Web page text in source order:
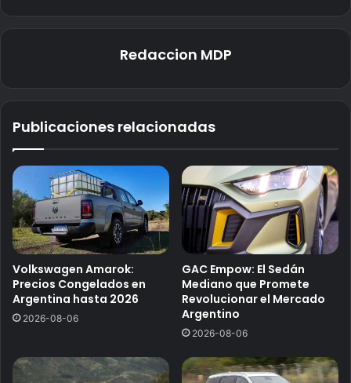
Redaccion MDP
Publicaciones relacionadas
Volkswagen Amarok:
Precios Congelados en
Argentina hasta 2026
2026-08-06
GAC Empow: El Sedán
Mediano que Promete
Revolucionar el Mercado
Argentino
2026-08-06